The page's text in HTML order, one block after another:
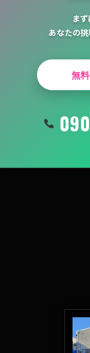
ま
あなたの挑
無